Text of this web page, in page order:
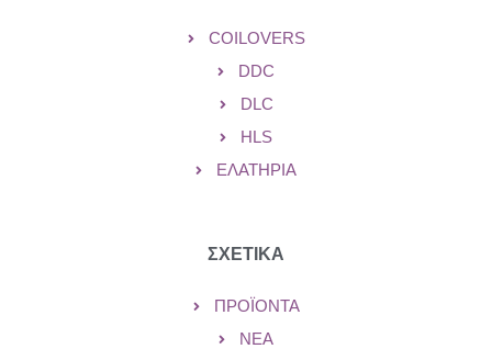
COILOVERS
DDC
DLC
HLS
ΕΛΑΤΉΡΙΑ
ΣΧΕΤΙΚΑ
ΠΡΟΪΌΝΤΑ
ΝΈΑ